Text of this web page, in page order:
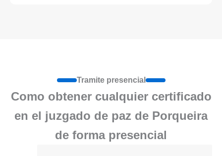
Tramite presencial
Como obtener cualquier certificado
en el juzgado de paz de Porqueira
de forma presencial